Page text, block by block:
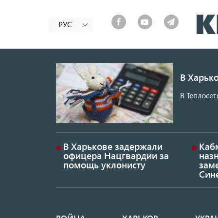
РУС
В
В
В Харькове задержали
офицера Нацгвардии за
помощь уклонисту